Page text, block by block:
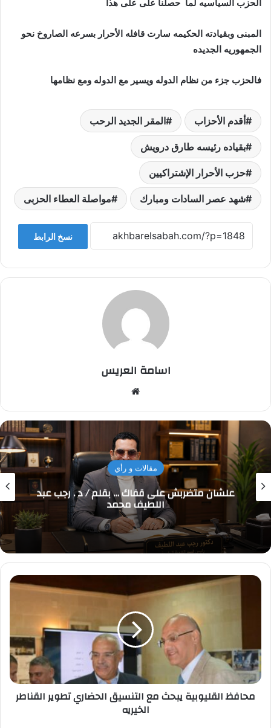
الحزب السياسيه لما حصلنا على على هذا
المبنى وبقيادته الحكيمه سارت قافله الأحرار بسرعه الصاروخ نحو
الجمهوريه الجديده
فالحزب جزء من نظام الدوله ويسير مع الدوله ومع نظامها
أقدم الأحزاب المقر الجديد الرحب
بقياده رئيسه طارق درويش
حزب الأحرار الإشتراكيين
شهد عصر السادات ومبارك مواصلة العطاء الحزبى
نسخ الرابط
اسامة العريس
مقالات و رأي
قفاك … بقلم / د . رجب عبد
اللطيف محمد علمني
محافظ
تطوير
القناطر
الخيريه
محافظ القليوبية يبحث مع التنسيق الحضاري تطوير القناطر
الخيريه